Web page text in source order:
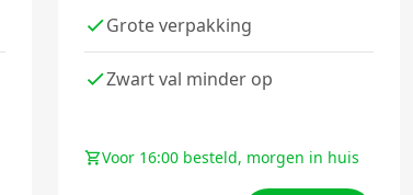
Grote verpakking
Zwart val minder op
Voor 16:00 besteld, morgen in huis